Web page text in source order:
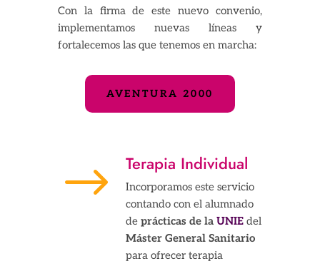
Con la firma de este nuevo convenio,
implementamos nuevas líneas y
fortalecemos las que tenemos en marcha:
AVENTURA 2000
$ Terapia Individual
Incorporamos este servicio
contando con el alumnado
de prácticas de la UNIE del
Máster General Sanitario
para ofrecer terapia